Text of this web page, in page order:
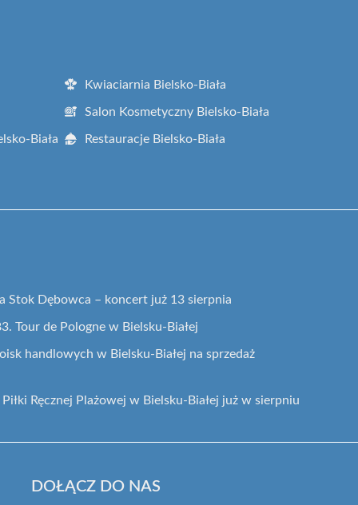
Kwiaciarnia Bielsko-Biała
Salon Kosmetyczny Bielsko-Biała
Biała Restauracje Bielsko-Biała
Stok Dębowca – koncert już 13 sierpnia
Tour de Pologne w Bielsku-Białej
handlowych w Bielsku-Białej na sprzedaż
Ręcznej Plażowej w Bielsku-Białej już w sierpniu
DOŁĄCZ DO NAS